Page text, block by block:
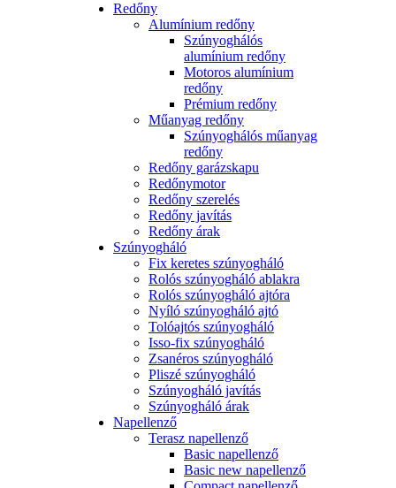
Redőny
Alumínium redőny
Szúnyoghálós
alumínium redőny
Motoros alumínium
redőny
Prémium redőny
Műanyag redőny
Szúnyoghálós műanyag
redőny
Redőny garázskapu
Redőnymotor
Redőny szerelés
Redőny javítás
Redőny árak
Szúnyogháló
Fix keretes szúnyogháló
Rolós szúnyogháló ablakra
Rolós szúnyogháló ajtóra
Nyíló szúnyogháló ajtó
Tolóajtós szúnyogháló
Isso-fix szúnyogháló
Zsanéros szúnyogháló
Pliszé szúnyogháló
Szúnyogháló javítás
Szúnyogháló árak
Napellenző
Terasz napellenző
Basic napellenző
Basic new napellenző